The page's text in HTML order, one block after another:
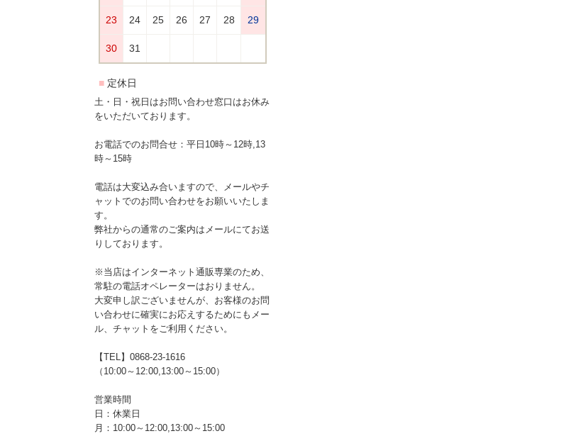
土・日・祝日はお問い合わせ窓口はお休み
をいただいております。
お電話でのお問合せ：平日10時～12時,13
時～15時
電話は大変込み合いますので、メールやチ
ャットでのお問い合わせをお願いいたしま
す。
弊社からの通常のご案内はメールにてお送
りしております。
※当店はインターネット通販専業のため、
常駐の電話オペレーターはおりません。
大変申し訳ございませんが、お客様のお問
い合わせに確実にお応えするためにもメー
ル、チャットをご利用ください。
【TEL】0868-23-1616
（10:00～12:00,13:00～15:00）
営業時間
日：休業日
月：10:00～12:00,13:00～15:00